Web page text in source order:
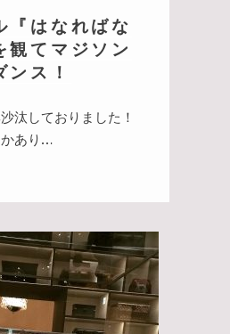
『はなればな
観てマジソン
ンス！
汰しておりました！
あり…